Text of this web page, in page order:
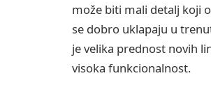
može biti mali detalj koji
se dobro uklapaju u
je velika prednost novih
visoka funkcionalnost.